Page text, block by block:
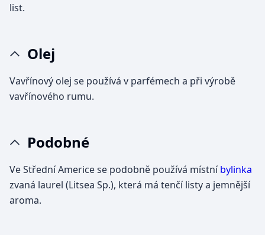
list.
Olej
Vavřínový olej se používá v parfémech a při výrobě
vavřínového rumu.
Podobné
Ve Střední Americe se podobně používá místníbylinka
zvaná laurel (Litsea Sp.), která má tenčí listy a jemnější
aroma.